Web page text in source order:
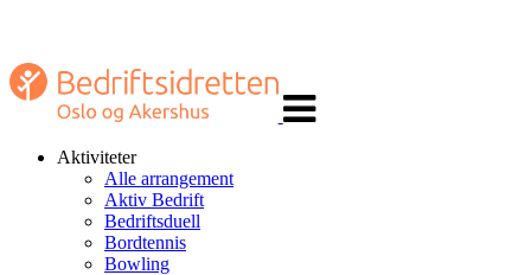
navigasjon
Aktiviteter
Alle arrangement
Aktiv Bedrift
Bedriftsduell
Bordtennis
Bowling